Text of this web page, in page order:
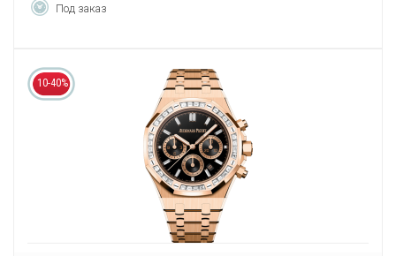
Под заказ
10-40%